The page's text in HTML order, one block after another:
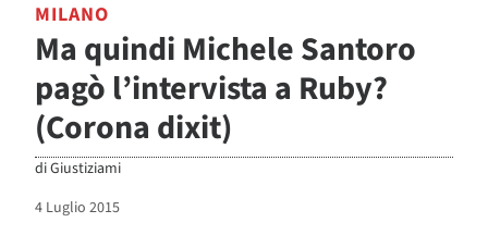
MILANO
Ma quindi Michele Santoro
pagò l’intervista a Ruby?
(Corona dixit)
diGiustiziami
4 Luglio 2015